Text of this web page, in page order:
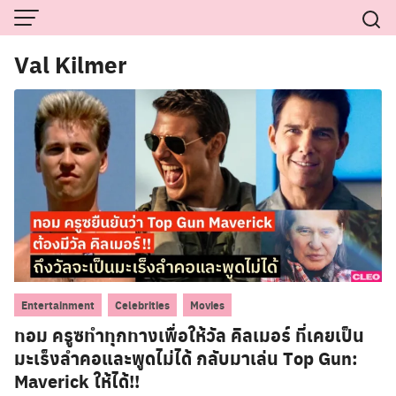
Skip
to
content
Val Kilmer
Entertainment Celebrities Movies
ทอม ครูซทำทุกทางเพื่อให้วัล คิลเมอร์ ที่เคยเป็น
มะเร็งลำคอและพูดไม่ได้ กลับมาเล่น Top Gun:
Maverick ให้ได้!!